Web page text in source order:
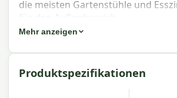
die meisten Gartenstühle und
für den Außenbereich.
96x45 cm
Mehr anzeigen
Produktspezifikationen